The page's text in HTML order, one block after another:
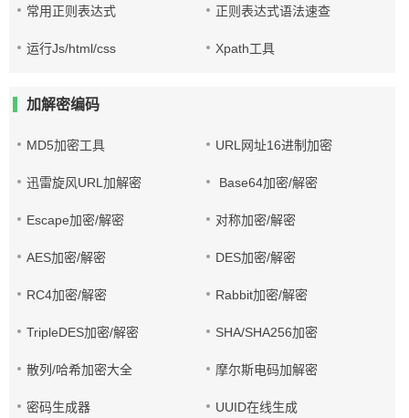
常用正则表达式 正则表达式语法速查
运行Js/html/css Xpath工具
加解密编码
MD5加密工具 URL网址16进制加密
迅雷旋风URL加解密 Base64加密/解密
Escape加密/解密 对称加密/解密
AES加密/解密 DES加密/解密
RC4加密/解密 Rabbit加密/解密
TripleDES加密/解密 SHA/SHA256加密
散列/哈希加密大全 摩尔斯电码加解密
密码生成器 UUID在线生成